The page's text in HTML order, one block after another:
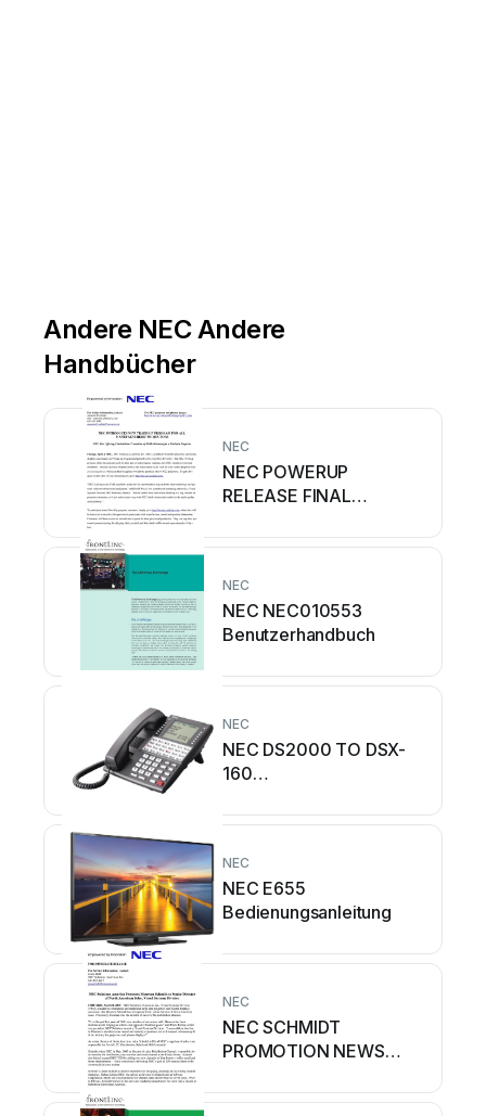
Andere NEC Andere
Handbücher
NEC
NEC POWERUP
RELEASE FINAL
NEC
NEC NEC010553
Benutzerhandbuch
NEC
NEC DS2000 TO DSX-
160
NEC
NEC E655
Bedienungsanleitung
NEC
NEC SCHMIDT
PROMOTION NEWS
Bedienungsanleitung